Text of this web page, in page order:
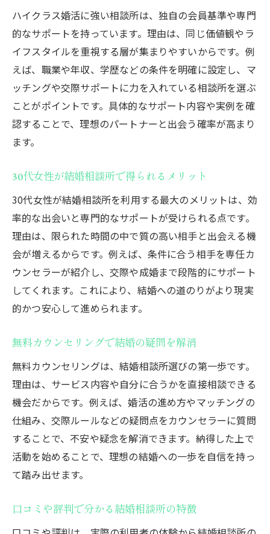
東京都内の結婚相談所で人気のサポート体
制
結婚相談所における30代女性の活動傾向
ハイクラス婚活を目指す30代の心得
料金やサービス比較で失敗しない選び方
体験談で学ぶ東京都の結婚相談所事情
東京都の結婚支援マッチング事業の特徴紹
自治体主催の婚活イベント活用術
結婚相談所とマッチングアプリの違いとは
東京都の婚活支援サービス利用の流れ
マッチング事業の評判と利用者の声
結婚相談所を併用した婚活成功のポイント
結婚相談所利用で安心の東京都婚活ガイド
交際ルールやマナーを守るポイント解説
結婚相談所での成婚までの流れを把握
トラブルを避けるための注意事項
東京都の婚活で安心できる相談所選び
実際の利用者体験談から得る結婚のヒント
東京都内で理想の結婚を叶える方法を公開
結婚相談所の活用で理想の結婚を実現
効率的な婚活スケジュールの立て方
ハイクラス婚活に強い相談所は、独自の会員基準や専門
的なサポートを持っています。理由は、同じ価値観やラ
イフスタイルを重視する層が集まりやすいからです。例
えば、職業や年収、学歴などの条件を明確に設定し、マ
ッチングや交際サポートに力を入れている相談所を選ぶ
ことがポイントです。具体的なサポート内容や実例を確
認することで、理想のパートナーと出会う確率が高まり
ます。
30代女性が結婚相談所で得られるメリット
30代女性が結婚相談所を利用する最大のメリットは、効
率的な出会いと専門的なサポートが受けられる点です。
理由は、限られた時間の中で質の高い相手と出会える機
会が増えるからです。例えば、条件に合う相手を専任カ
ウンセラーが紹介し、交際や成婚まで段階的にサポート
してくれます。これにより、結婚への道のりがより現実
的かつ安心して進められます。
無料カウンセリングで結婚の疑問を解消
無料カウンセリングは、結婚相談所選びの第一歩です。
理由は、サービス内容や自分に合うかを直接相談できる
機会だからです。例えば、婚活の進め方やマッチングの
仕組み、交際ルールなどの疑問点をカウンセラーに質問
することで、不安や疑念を解消できます。納得した上で
活動を始めることで、理想の結婚への一歩を自信を持っ
て踏み出せます。
口コミや評判で分かる結婚相談所の特徴